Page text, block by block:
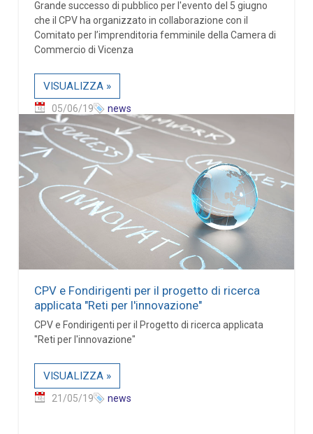
Grande successo di pubblico per l'evento del 5 giugno
che il CPV ha organizzato in collaborazione con il
Comitato per l’imprenditoria femminile della Camera di
Commercio di Vicenza
VISUALIZZA »
05/06/19 news
CPV e Fondirigenti per il progetto di ricerca
applicata "Reti per l'innovazione"
CPV e Fondirigenti per il Progetto di ricerca applicata
"Reti per l'innovazione"
VISUALIZZA »
21/05/19 news